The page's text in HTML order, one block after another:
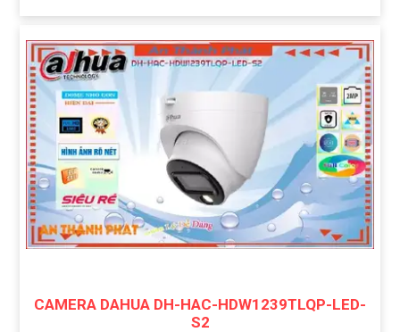
CAMERA DAHUA DH-HAC-HDW1239TLQP-LED-
S2